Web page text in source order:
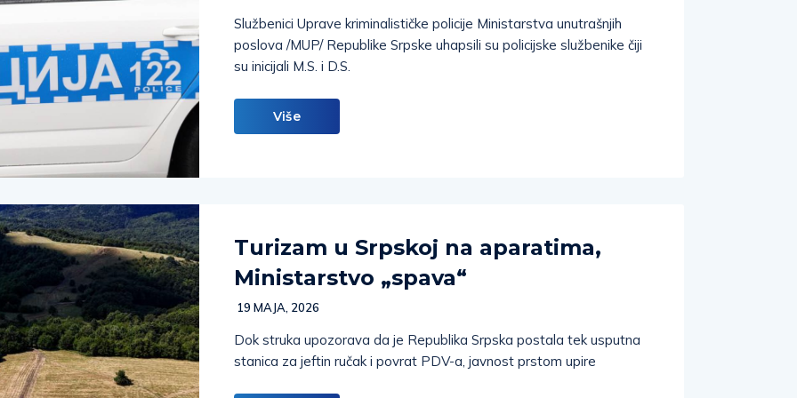
Službenici Uprave kriminalističke policije Ministarstva unutrašnjih
poslova /MUP/ Republike Srpske uhapsili su policijske službenike čiji
su inicijali M.S. i D.S.
Više
Turizam u Srpskoj na aparatima,
Ministarstvo „spava“
19 MAJA, 2026
Dok struka upozorava da je Republika Srpska postala tek usputna
stanica za jeftin ručak i povrat PDV-a, javnost prstom upire